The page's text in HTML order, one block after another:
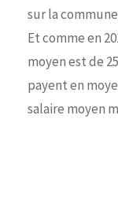
sur la
Et comme en
moyen est de
payent en
salaire moyen